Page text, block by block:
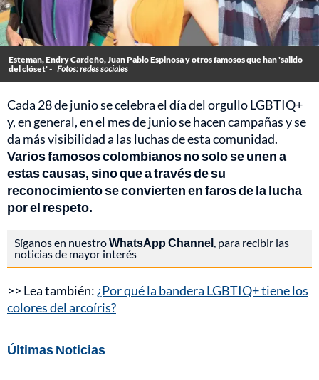
Esteman, Endry Cardeño, Juan Pablo Espinosa y otros famosos que han 'salido
del clóset' - Fotos: redes sociales
Cada 28 de junio se celebra el día del orgullo LGBTIQ+
y, en general, en el mes de junio se hacen campañas y se
da más visibilidad a las luchas de esta comunidad.
Varios famosos colombianos no solo se unen a
estas causas, sino que a través de su
reconocimiento se convierten en faros de la lucha
por el respeto.
Síganos en nuestroWhatsApp Channel, para recibir las
noticias de mayor interés
>> Lea también: ¿Por qué la bandera LGBTIQ+ tiene los
colores del arcoíris?
Últimas Noticias